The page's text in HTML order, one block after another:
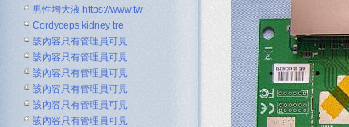
男性增大液 https://www.tw
Cordyceps kidney tre
該內容只有管理員可見
該內容只有管理員可見
該內容只有管理員可見
該內容只有管理員可見
該內容只有管理員可見
該內容只有管理員可見